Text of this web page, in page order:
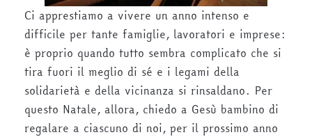
Ci apprestiamo a vivere un anno intenso e
difficile per tante famiglie, lavoratori e imprese:
è proprio quando tutto sembra complicato che si
tira fuori il meglio di sé e i legami della
solidarietà e della vicinanza si rinsaldano. Per
questo Natale, allora, chiedo a Gesù bambino di
regalare a ciascuno di noi, per il prossimo anno